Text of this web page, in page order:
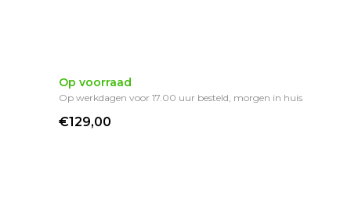
Op voorraad
Op werkdagen voor 17.00 uur besteld, morgen in huis
€129,00